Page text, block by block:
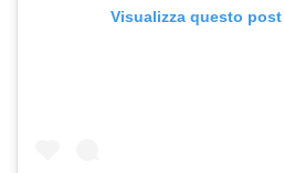
Visualizza questo